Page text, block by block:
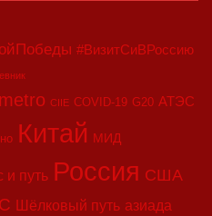
#ВизитСиВРоссию
CIIE COVID-19 G20 АТЭС
Китай МИД
и путь Россия США
Шёлковый путь азиада